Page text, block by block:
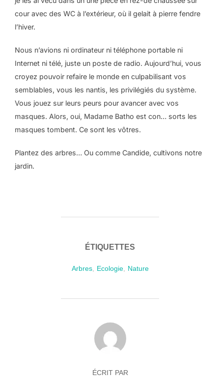
cour avec des WC à l’extérieur, où il gelait à pierre fendre
l’hiver.
Nous n’avions ni ordinateur ni téléphone portable ni
Internet ni télé, juste un poste de radio. Aujourd’hui, vous
croyez pouvoir refaire le monde en culpabilisant vos
semblables, vous les nantis, les privilégiés du système.
Vous jouez sur leurs peurs pour avancer avec vos
masques. Alors, oui, Madame Batho est con… sorts les
masques tombent. Ce sont les vôtres.
Plantez des arbres… Ou comme Candide, cultivons notre
jardin.
ÉTIQUETTES
Arbres, Ecologie, Nature
AUTEUR DE LA PUBLICATION
ÉCRIT PAR